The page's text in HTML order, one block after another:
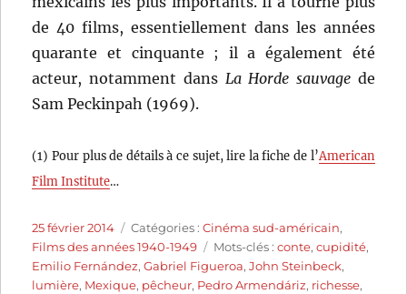
de 40 films, essentiellement dans les années
quarante et cinquante ; il a également été
acteur, notamment dans La Horde sauvagede
Sam Peckinpah (1969).
(1) Pour plus de détails à ce sujet, lire la fiche de l’American
Film Institute…
Publié
le
25 février 2014 Catégories
Catégories :Cinéma sud-américain,
Films des années 1940-1949
Étiquettes
Mots-clés :conte,cupidité,
Emilio Fernández,Gabriel Figueroa,John Steinbeck,
lumière, Mexique, pêcheur, Pedro Armendáriz, richesse,